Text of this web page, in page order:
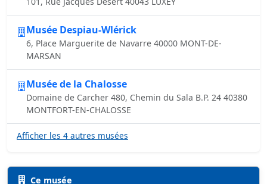
Musée Despiau-Wlérick
6, Place Marguerite de Navarre 40000 MONT-DE-
MARSAN
Musée de la Chalosse
Domaine de Carcher 480, Chemin du Sala B.P. 24 40380
MONTFORT-EN-CHALOSSE
Afficher les 4 autres musées
Ce musée